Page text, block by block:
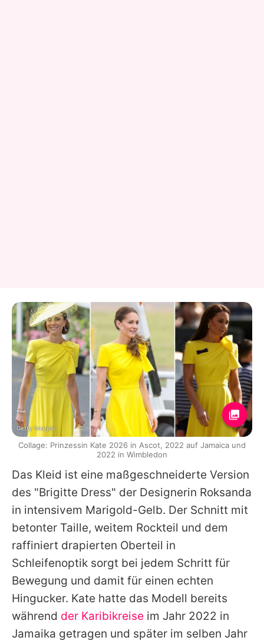
Das Kleid ist eine maßgeschneiderte Version
des "Brigitte Dress" der Designerin Roksanda
in intensivem Marigold-Gelb. Der Schnitt mit
betonter Taille, weitem Rockteil und dem
raffiniert drapierten Oberteil in
Schleifenoptik sorgt bei jedem Schritt für
Bewegung und damit für einen echten
Hingucker. Kate hatte das Modell bereits
während der Karibikreise im Jahr 2022 in
Jamaika getragen und später im selben Jahr
Getty Images
Collage: Prinzessin Kate 2026 in Ascot, 2022 auf Jamaica und
2022 in Wimbledon